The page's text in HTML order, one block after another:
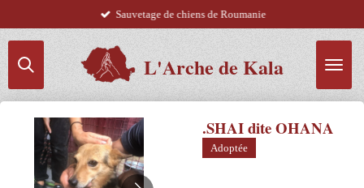
principal
L'Arche de Kala
Sauvetage de chiens de Roumanie
.SHAI dite OHANA
Adoptée